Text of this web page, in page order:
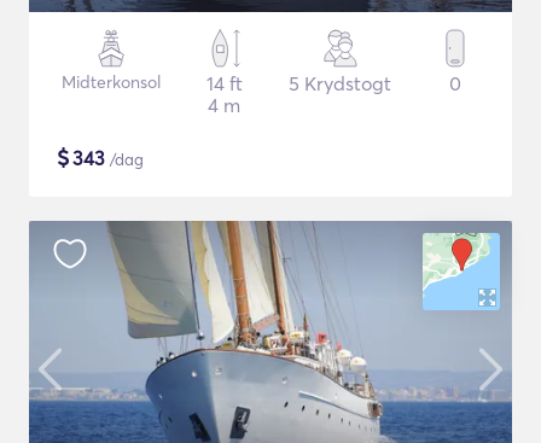
Midterkonsol
14 ft
4 m
5 Krydstogt 0
$343 /dag